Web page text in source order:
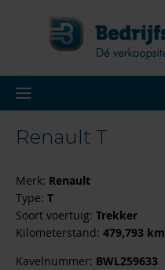
Renault T
Merk: Renault
Type: T
Soort voertuig: Trekker
Kilometerstand: 479,793 km
Kavelnummer: BWL259633